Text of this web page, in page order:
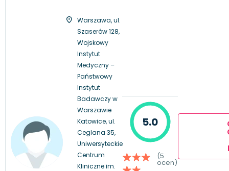
Warszawa, ul.
Szaserów 128,
Wojskowy
Instytut
Medyczny –
Państwowy
Instytut
Badawczy w
Warszawie
Katowice, ul.
Ceglana 35,
Uniwersyteckie
Centrum
Kliniczne im.
5.0
(5
ocen)